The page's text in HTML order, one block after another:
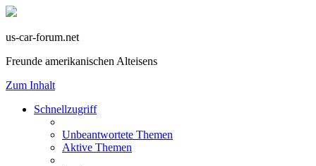
us-car-forum.net
Freunde amerikanischen Alteisens
Zum Inhalt
Schnellzugriff
Unbeantwortete Themen
Aktive Themen